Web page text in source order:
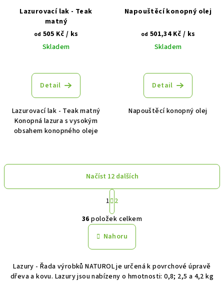
Lazurovací lak - Teak
matný
od 505 Kč / ks
Skladem
Detail
Lazurovací lak - Teak matný
Konopná lazura s vysokým
obsahem konopného oleje
Napouštěcí konopný olej
od 501,34 Kč / ks
Skladem
Detail
Napouštěcí konopný olej
O
v
l
á
a
c
Načíst 12 dalších
S
t
r
á
n
k
o
á
n
1 2
36 položek celkem
Nahoru
Lazury - Řada výrobků NATUROL je určená k povrchové úpravě
dřeva a kovu. Lazury jsou nabízeny o hmotnosti: 0,8; 2,5 a 4,2 kg